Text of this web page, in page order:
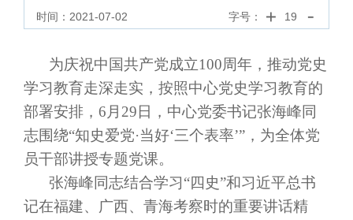
时间：2021-07-02
字号： 19
为庆祝中国共产党成立100周年，推动党史
学习教育走深走实，按照中心党史学习教育的
部署安排，6月29日，中心党委书记张海峰同
志围绕“知史爱党·当好‘三个表率’”，为全体党
员干部讲授专题党课。
张海峰同志结合学习“四史”和习近平总书
记在福建、广西、青海考察时的重要讲话精